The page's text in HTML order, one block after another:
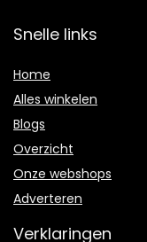
Snelle links
Home
Alles winkelen
Blogs
Overzicht
Onze webshops
Adverteren
Verklaringen